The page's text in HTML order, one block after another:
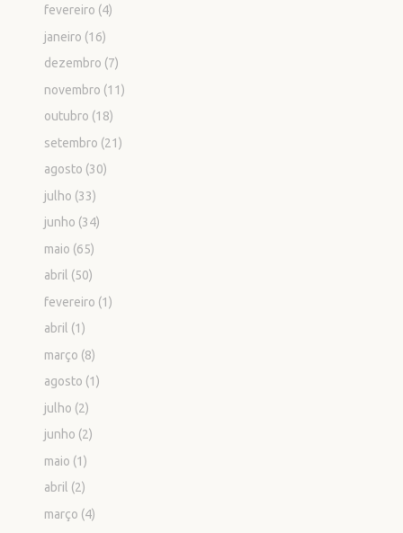
fevereiro (4)
janeiro (16)
dezembro (7)
novembro (11)
outubro (18)
setembro (21)
agosto (30)
julho (33)
junho (34)
maio (65)
abril (50)
fevereiro (1)
abril (1)
março (8)
agosto (1)
julho (2)
junho (2)
maio (1)
abril (2)
março (4)